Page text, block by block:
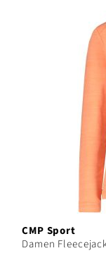
CMP Sport
Damen